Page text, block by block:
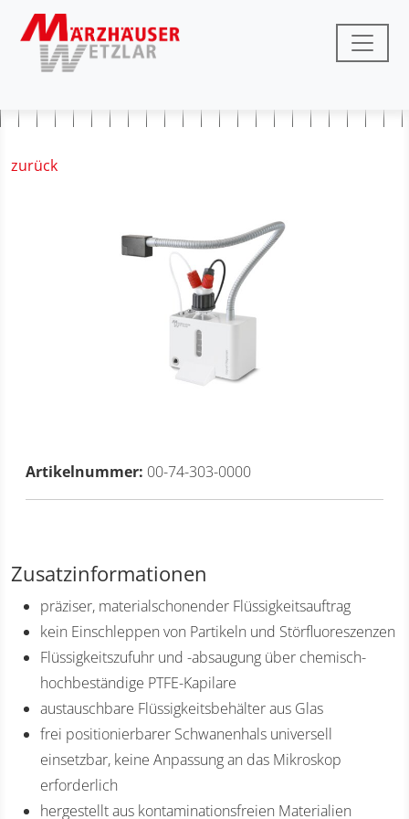
zurück
Artikelnummer: 00-74-303-0000
Zusatzinformationen
präziser, materialschonender Flüssigkeitsauftrag
kein Einschleppen von Partikeln und Störfluoreszenzen
Flüssigkeitszufuhr und -absaugung über chemisch-
hochbeständige PTFE-Kapilare
austauschbare Flüssigkeitsbehälter aus Glas
frei positionierbarer Schwanenhals universell
einsetzbar, keine Anpassung an das Mikroskop
erforderlich
hergestellt aus kontaminationsfreien Materialien